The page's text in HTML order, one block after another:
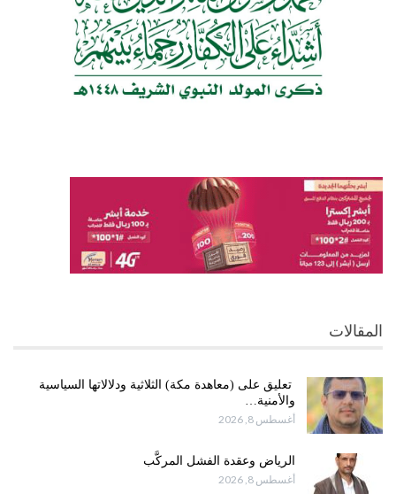
المقالات
تعليق على (معاهدة مكة) الثلاثية ودلالاتها السياسية
والأمنية…
أغسطس 8, 2026
الرياض وعقدة الفشل المركَّب
أغسطس 8, 2026